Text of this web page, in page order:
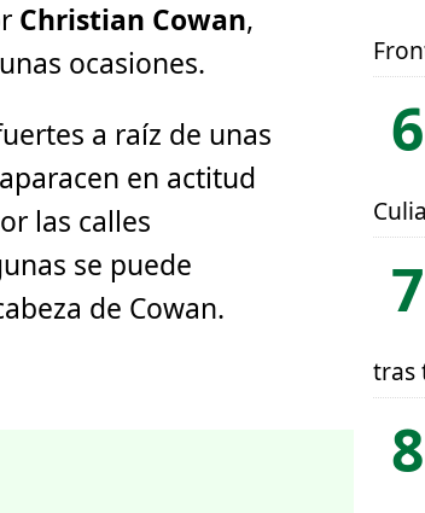
Christian Cowan,
ocasiones.
a raíz de unas
en actitud
las calles
se puede
de Cowan.
tras